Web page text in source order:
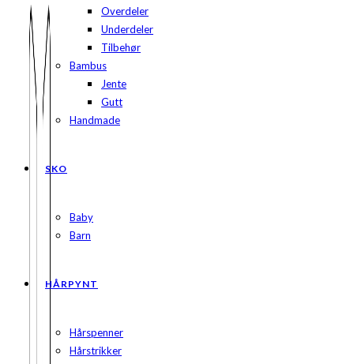
Overdeler
Underdeler
Tilbehør
Bambus
Jente
Gutt
Handmade
SKO
Baby
Barn
HÅRPYNT
Hårspenner
Hårstrikker